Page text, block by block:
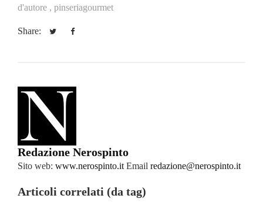
d'autore , pinseriagourmet
Share:
Redazione Nerospinto
Sito web: www.nerospinto.it Email redazione@nerospinto.it
Articoli correlati (da tag)